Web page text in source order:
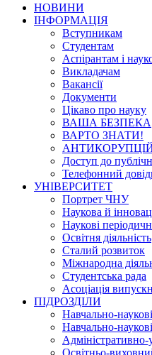
НОВИНИ
ІНФОРМАЦІЯ
Вступникам
Студентам
Аспірантам і
Викладачам
Вакансії
Документи
Цікаво про науку
ВАША БЕЗПЕКА
ВАРТО ЗНАТИ!
Доступ до
Телефонний
УНІВЕРСИТЕТ
Портрет ЧНУ
Наукова й
Наукові
Освітня діяльність
Сталий розвиток
Міжнародна
Студентська рада
Асоціація
ПІДРОЗДІЛИ
Навчально-
Навчально-
Адміністративно-
Освітньо-